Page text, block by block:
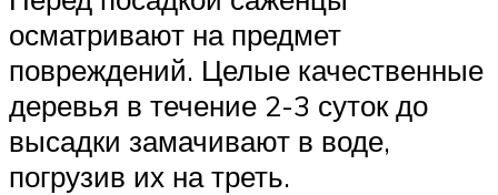
осматривают на предмет
повреждений. Целые качественные
деревья в течение 2-3 суток до
высадки замачивают в воде,
погрузив их на треть.